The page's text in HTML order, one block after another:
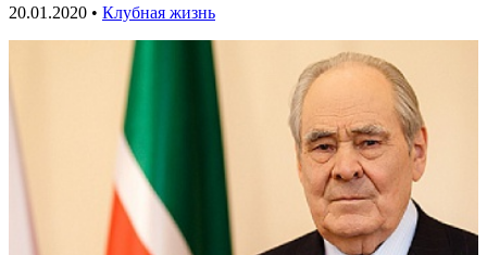
20.01.2020 • Клубная жизнь